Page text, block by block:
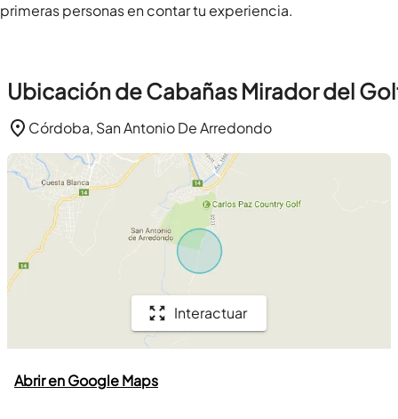
primeras personas en contar tu experiencia.
Ubicación de Cabañas Mirador del
Córdoba, San Antonio De Arredondo
Interactuar
Abrir en Google Maps